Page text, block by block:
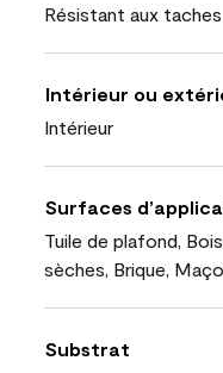
Résistant aux taches
Intérieur ou
Intérieur
Surfaces
Tuile de plafond,
sèches, Brique,
Substrat